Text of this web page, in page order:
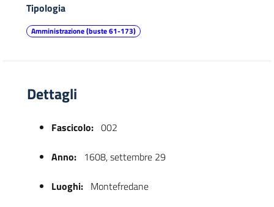
Tipologia
Amministrazione (buste 61-173)
Dettagli
Fascicolo: 002
Anno: 1608, settembre 29
Luoghi: Montefredane